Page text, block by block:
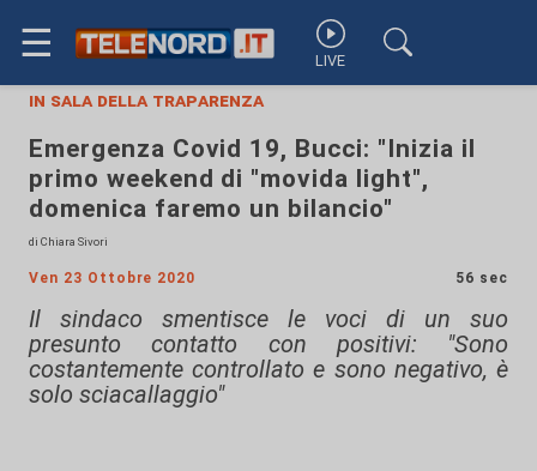
☰ LIVE
in sala della traparenza
Emergenza Covid 19, Bucci: "Inizia il
primo weekend di "movida light",
domenica faremo un bilancio"
di Chiara Sivori
Ven 23 Ottobre 2020 56 sec
Il sindaco smentisce le voci di un suo
presunto contatto con positivi: "Sono
costantemente controllato e sono negativo, è
solo sciacallaggio"